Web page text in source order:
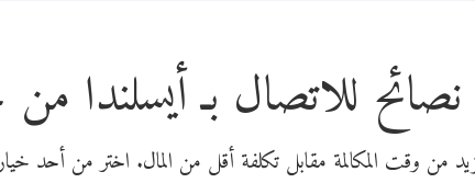
نصائح للاتصال بـ أيسلندا